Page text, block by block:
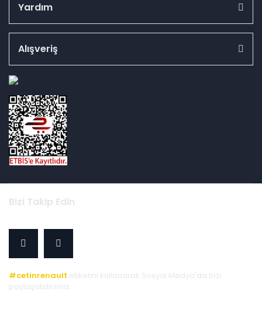
Yardım
Alışveriş
Bizi Takip Edin
#cetinrenault etiketini kullanarak Sosyal Medya'da bizi
paylaşabilirsiniz.